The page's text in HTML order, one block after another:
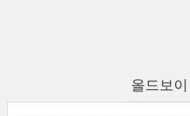
올드보이